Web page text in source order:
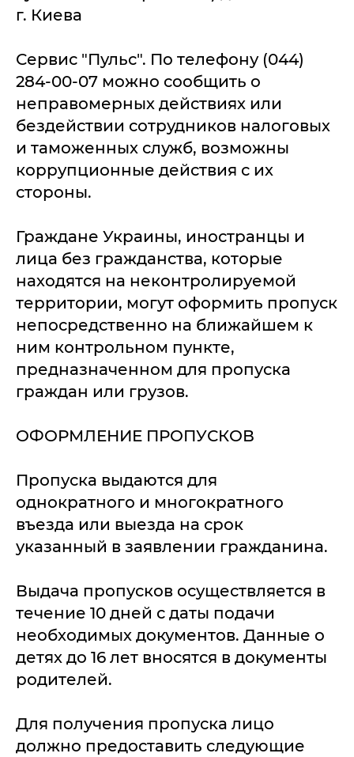
г. Киева
Сервис "Пульс". По телефону (044)
284-00-07 можно сообщить о
неправомерных действиях или
бездействии сотрудников налоговых
и таможенных служб, возможны
коррупционные действия с их
стороны.
Граждане Украины, иностранцы и
лица без гражданства, которые
находятся на неконтролируемой
территории, могут оформить пропуск
непосредственно на ближайшем к
ним контрольном пункте,
предназначенном для пропуска
граждан или грузов.
ОФОРМЛЕНИЕ ПРОПУСКОВ
Пропуска выдаются для
однократного и многократного
въезда или выезда на срок
указанный в заявлении гражданина.
Выдача пропусков осуществляется в
течение 10 дней с даты подачи
необходимых документов. Данные о
детях до 16 лет вносятся в документы
родителей.
Для получения пропуска лицо
должно предоставить следующие